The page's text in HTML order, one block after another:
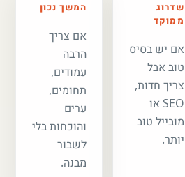
שדרוג
ממוקד
אם יש בסיס
טוב אבל
צריך חדות,
SEO או
מובייל טוב
יותר.
המשך נכון
אם צריך
הרבה
עמודים,
תחומים,
ערים
והוכחות בלי
לשבור
מבנה.